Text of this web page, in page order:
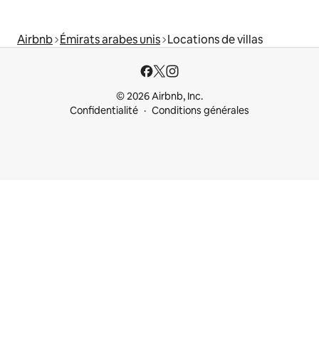
Airbnb Émirats arabes unis Locations de villas
© 2026 Airbnb, Inc.
Confidentialité
Conditions générales